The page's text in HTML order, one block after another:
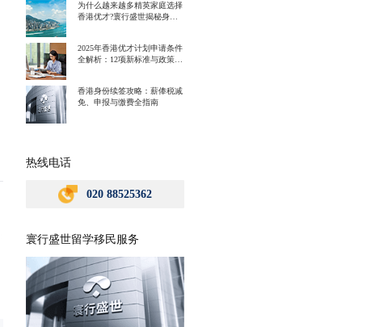
为什么越来越多精英家庭选择
香港优才?寰行盛世揭秘身份
2025年香港优才计划申请条件
全解析：12项新标准与政策解
香港身份续签攻略：薪俸税减
免、申报与缴费全指南
热线电话
020 88525362
寰行盛世留学移民服务